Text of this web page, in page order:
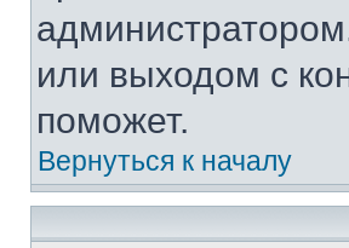
или выходом с
поможет.
Вернуться к началу